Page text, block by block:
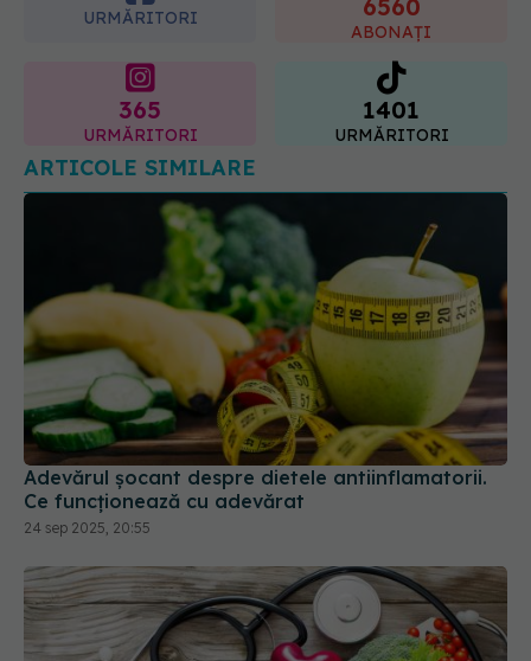
365 1401
URMĂRITORI
ARTICOLE SIMILARE
Adevărul șocant despre dietele antiinflamatorii.
Ce funcționează cu adevărat
24 sep 2025, 20:55